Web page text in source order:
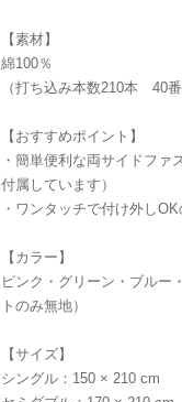
【素材】
綿100％
（打ち込み本数210本 40
【おすすめポイント】
・簡単便利な両サイドファ
付属しています）
・ワンタッチで付け外し
【カラー】
ピンク・グリーン・ブルー
トのみ無地）
【サイズ】
シングル：150 × 210 cm